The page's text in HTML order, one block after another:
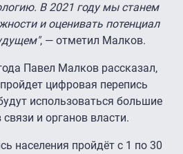
В 2021 году мы станем
и оценивать потенциал
, — отметил Малков.
Павел Малков рассказал,
цифровая перепись
использоваться большие
и органов власти.
населения пройдёт с 1 по 30